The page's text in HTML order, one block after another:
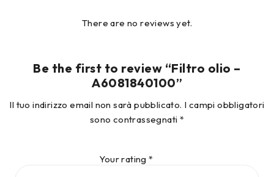
There are no reviews yet.
Be the first to review “Filtro olio –
A6081840100”
Il tuo indirizzo email non sarà pubblicato. I campi obbligatori
sono contrassegnati *
Your rating*